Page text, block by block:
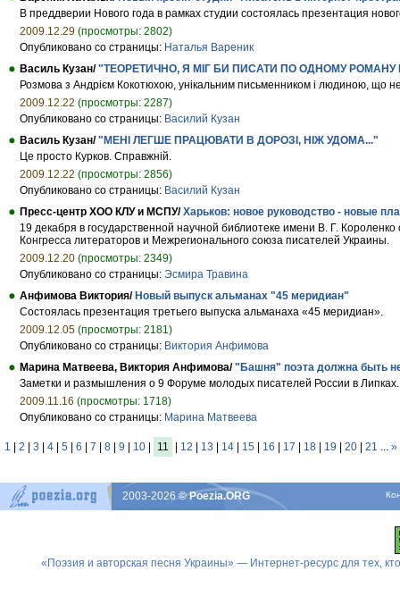
В преддверии Нового года в рамках студии состоялась презентация
2009.12.29 (просмотры: 2802)
Опубликовано со страницы: Наталья Вареник
Василь Кузан/"ТЕОРЕТИЧНО, Я МІГ БИ ПИСАТИ ПО ОДНОМУ РОМАНУ
Розмова з Андрієм Кокотюхою, унікальним письменником і людиною, що
2009.12.22 (просмотры: 2287)
Опубликовано со страницы: Василий Кузан
Василь Кузан/"МЕНІ ЛЕГШЕ ПРАЦЮВАТИ В ДОРОЗІ, НІЖ УДОМА..."
Це просто Курков. Справжній.
2009.12.22 (просмотры: 2856)
Опубликовано со страницы: Василий Кузан
Пресс-центр ХОО КЛУ и МСПУ/Харьков: новое руководство - новые
19 декабря в государственной научной библиотеке имени В. Г.
Конгресса литераторов и Межрегионального союза писателей Украины.
2009.12.20 (просмотры: 2349)
Опубликовано со страницы: Эсмира Травина
Анфимова Виктория/ Новый выпуск альманах "45 меридиан"
Состоялась презентация третьего выпуска альманаха «45 меридиан».
2009.12.05 (просмотры: 2181)
Опубликовано со страницы: Виктория Анфимова
Марина Матвеева, Виктория Анфимова/"Башня" поэта должна быть
Заметки и размышления о 9 Форуме молодых писателей России в Липках.
2009.11.16 (просмотры: 1718)
Опубликовано со страницы: Марина Матвеева
1 2 3 4 5 6 7 8 9 10 11 12 13 14 15 16 17 18 19 20 21 ... »
2003-2026© Poezia.ORG
«Поэзия и авторская песня Украины» — Интернет-ресурс для тех,